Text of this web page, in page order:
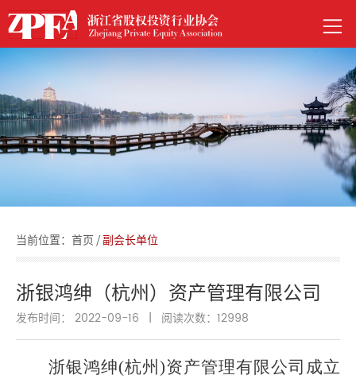
当前位置： 首页 /副会长单位
浙银鸿绅（杭州）资产管理有限公司
发布时间： 2022-09-16 | 阅读次数： 12998
浙银鸿绅(杭州)资产管理有限公司成立